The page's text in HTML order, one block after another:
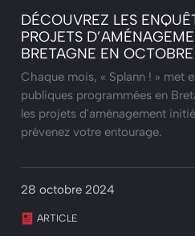
DÉCOUVREZ LES
PROJETS
BRETAGNE EN
Chaque mois, « Splann ! » met
publiques programmées en
les projets d'aménagement
prévenez votre entourage.
28 octobre 2024
ARTICLE